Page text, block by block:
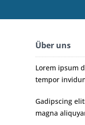
Über uns
Lorem ipsum
tempor
Gadipscing
magna